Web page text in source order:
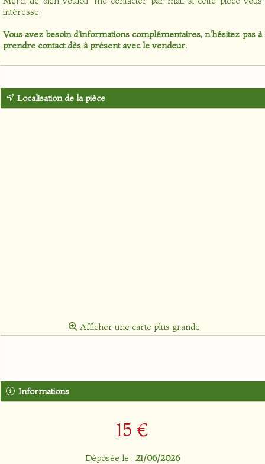
Informations
15 €
Déposée le : 21/06/2026
intéresse.
Vous avez besoin d'informations complémentaires, n'hésitez pas à
prendre contact dès à présent avec le vendeur.
Localisation de la pièce
Afficher une carte plus grande